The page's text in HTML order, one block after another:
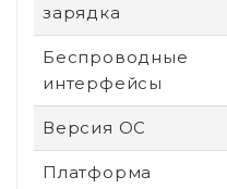
зарядка
Беспроводные
интерфейсы
Версия ОС
Платформа